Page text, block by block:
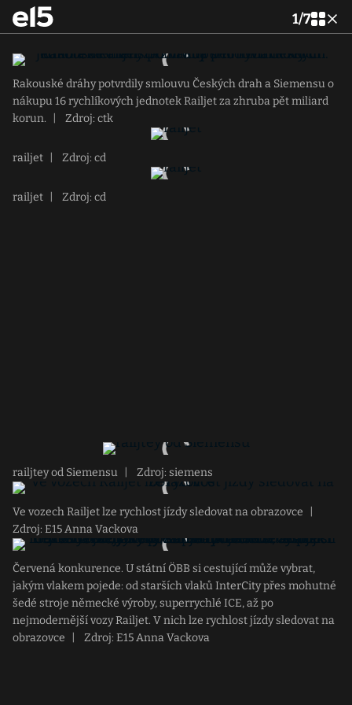
1/7
Rakouské dráhy potvrdily smlouvu Českých drah a Siemensu o
nákupu 16 rychlíkových jednotek Railjet za zhruba pět miliard
korun.
Zdroj: ctk
railjet Zdroj: cd
railjet Zdroj: cd
railjtey od Siemensu Zdroj: siemens
Ve vozech Railjet lze rychlost jízdy sledovat na obrazovce
Zdroj: E15 Anna Vackova
Červená konkurence. U státní ÖBB si cestující může vybrat,
jakým vlakem pojede: od starších vlaků InterCity přes mohutné
šedé stroje německé výroby, superrychlé ICE, až po
nejmodernější vozy Railjet. V nich lze rychlost jízdy sledovat na
obrazovce
Zdroj: E15 Anna Vackova